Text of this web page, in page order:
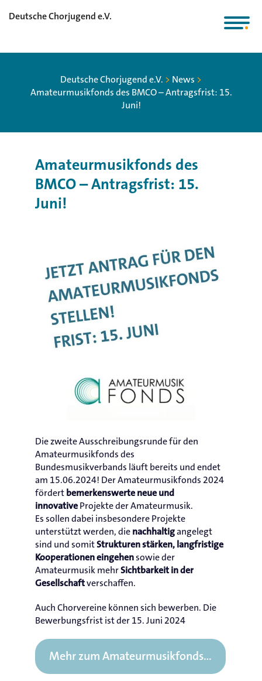
Deutsche Chorjugend e.V.
Deutsche Chorjugend e.V. > News >
Amateurmusikfonds des BMCO – Antragsfrist: 15.
Juni!
Amateurmusikfonds des
BMCO – Antragsfrist: 15.
Juni!
Die zweite Ausschreibungsrunde für den
Amateurmusikfonds des
Bundesmusikverbands läuft bereits und endet
am 15.06.2024! Der Amateurmusikfonds 2024
fördert bemerkenswerte neue und
innovativeProjekte der Amateurmusik.
Es sollen dabei insbesondere Projekte
unterstützt werden, die nachhaltigangelegt
sind und somitStrukturen stärken, langfristige
Kooperationen eingehensowie der
Amateurmusik mehrSichtbarkeit in der
Gesellschaftverschaffen.
Auch Chorvereine können sich bewerben. Die
Bewerbungsfrist ist der 15. Juni 2024
Mehr zum Amateurmusikfonds…